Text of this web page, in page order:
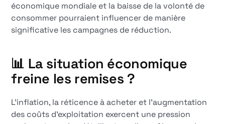
économique mondiale et la baisse de la volonté de
consommer pourraient influencer de manière
significative les campagnes de réduction.
📊 La situation économique
freine les remises ?
L'inflation, la réticence à acheter et l'augmentation
des coûts d'exploitation exercent une pression